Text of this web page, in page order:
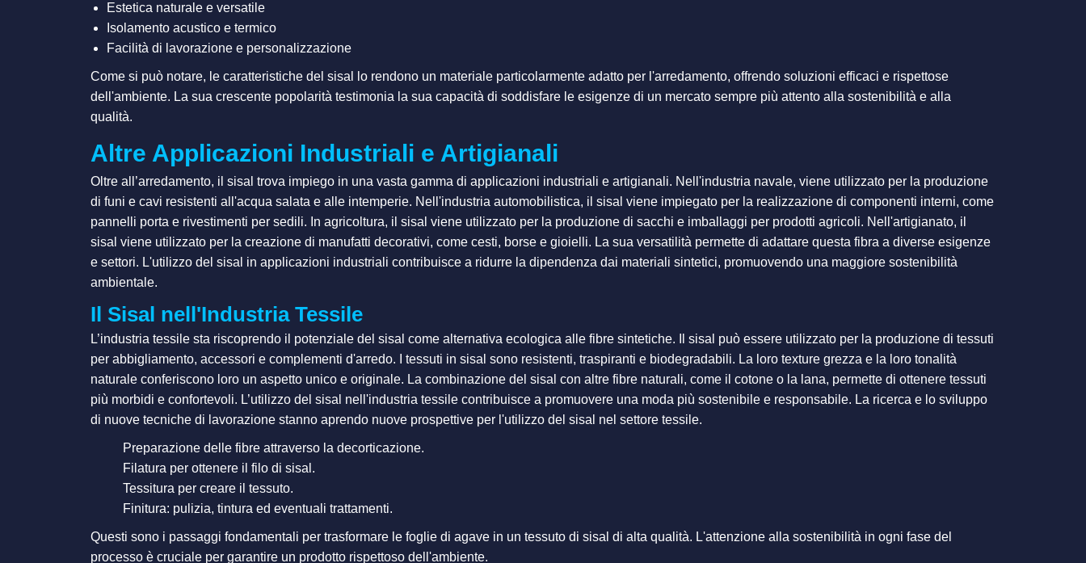
Estetica naturale e versatile
Isolamento acustico e termico
Facilità di lavorazione e personalizzazione
Come si può notare, le caratteristiche del sisal lo rendono un materiale particolarmente adatto per l'arredamento, offrendo soluzioni efficaci e rispettose
dell'ambiente. La sua crescente popolarità testimonia la sua capacità di soddisfare le esigenze di un mercato sempre più attento alla sostenibilità e alla
qualità.
Altre Applicazioni Industriali e Artigianali
Oltre all’arredamento, il sisal trova impiego in una vasta gamma di applicazioni industriali e artigianali. Nell'industria navale, viene utilizzato per la produzione
di funi e cavi resistenti all'acqua salata e alle intemperie. Nell'industria automobilistica, il sisal viene impiegato per la realizzazione di componenti interni, come
pannelli porta e rivestimenti per sedili. In agricoltura, il sisal viene utilizzato per la produzione di sacchi e imballaggi per prodotti agricoli. Nell'artigianato, il
sisal viene utilizzato per la creazione di manufatti decorativi, come cesti, borse e gioielli. La sua versatilità permette di adattare questa fibra a diverse esigenze
e settori. L'utilizzo del sisal in applicazioni industriali contribuisce a ridurre la dipendenza dai materiali sintetici, promuovendo una maggiore sostenibilità
ambientale.
Il Sisal nell'Industria Tessile
L’industria tessile sta riscoprendo il potenziale del sisal come alternativa ecologica alle fibre sintetiche. Il sisal può essere utilizzato per la produzione di tessuti
per abbigliamento, accessori e complementi d'arredo. I tessuti in sisal sono resistenti, traspiranti e biodegradabili. La loro texture grezza e la loro tonalità
naturale conferiscono loro un aspetto unico e originale. La combinazione del sisal con altre fibre naturali, come il cotone o la lana, permette di ottenere tessuti
più morbidi e confortevoli. L’utilizzo del sisal nell'industria tessile contribuisce a promuovere una moda più sostenibile e responsabile. La ricerca e lo sviluppo
di nuove tecniche di lavorazione stanno aprendo nuove prospettive per l'utilizzo del sisal nel settore tessile.
Preparazione delle fibre attraverso la decorticazione.
Filatura per ottenere il filo di sisal.
Tessitura per creare il tessuto.
Finitura: pulizia, tintura ed eventuali trattamenti.
Questi sono i passaggi fondamentali per trasformare le foglie di agave in un tessuto di sisal di alta qualità. L'attenzione alla sostenibilità in ogni fase del
processo è cruciale per garantire un prodotto rispettoso dell'ambiente.